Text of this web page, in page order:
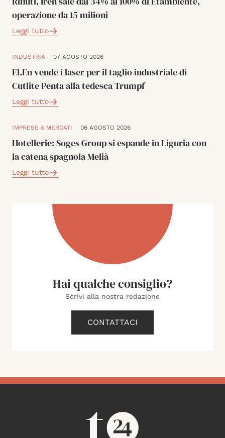
operazione da 15 milioni
Leggi tutto
INDUSTRIA 07 AGOSTO 2026
El.En vende i laser per il taglio industriale di
Cutlite Penta alla tedesca Trumpf
Leggi tutto
IMPRESE & MERCATI 06 AGOSTO 2026
Hotellerie: Soges Group si espande in Liguria con
la catena spagnola Melià
Leggi tutto
Hai qualche consiglio?
Scrivi alla nostra redazione
CONTATTACI